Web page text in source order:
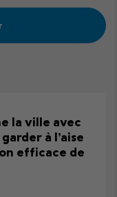
la ville avec
à l’aise
efficace de